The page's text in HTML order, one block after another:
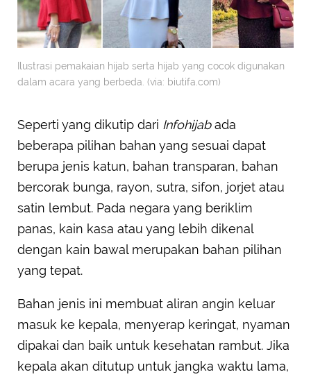
Ilustrasi pemakaian hijab serta hijab yang cocok digunakan
dalam acara yang berbeda. (via: biutifa.com)
Seperti yang dikutip dari Infohijabada
beberapa pilihan bahan yang sesuai dapat
berupa jenis katun, bahan transparan, bahan
bercorak bunga, rayon, sutra, sifon, jorjet atau
satin lembut. Pada negara yang beriklim
panas, kain kasa atau yang lebih dikenal
dengan kain bawal merupakan bahan pilihan
yang tepat.
Bahan jenis ini membuat aliran angin keluar
masuk ke kepala, menyerap keringat, nyaman
dipakai dan baik untuk kesehatan rambut. Jika
kepala akan ditutup untuk jangka waktu lama,